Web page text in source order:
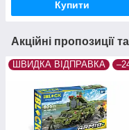
Купити
Акційні пропозиції
ШВИДКА ВІДПРАВКА